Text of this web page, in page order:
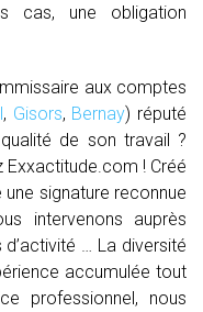
cas, une obligation
aux comptes
, Gisors, Bernay) réputé
de son travail ?
! Créé
signature reconnue
intervenons auprès
… La diversité
accumulée tout
professionnel, nous